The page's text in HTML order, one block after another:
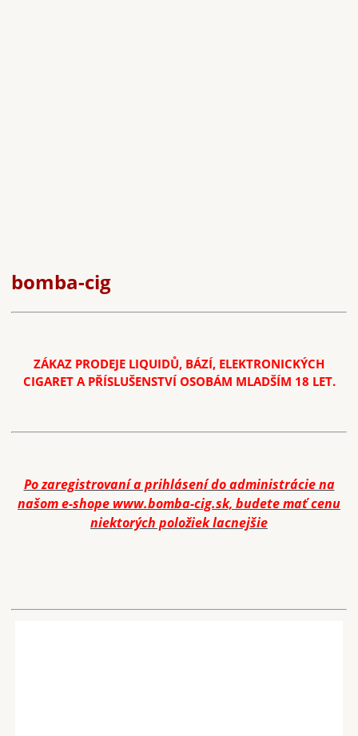
bomba-cig
ZÁKAZ PRODEJE LIQUIDŮ, BÁZÍ, ELEKTRONICKÝCH
CIGARET A PŘÍSLUŠENSTVÍ OSOBÁM MLADŠÍM 18 LET.
Po zaregistrovaní a prihlásení do administrácie na
našom e-shope www.bomba-cig.sk, budete mať cenu
niektorých položieklacnejšie